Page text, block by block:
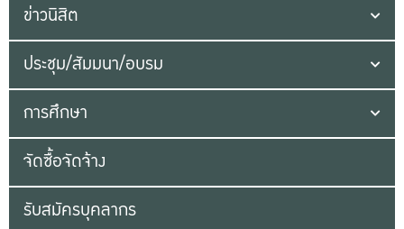
ข่าวนิสิต
ประชุม/สัมมนา/อบรม
การศึกษา
จัดซื้อจัดจ้าง
รับสมัครบุคลากร